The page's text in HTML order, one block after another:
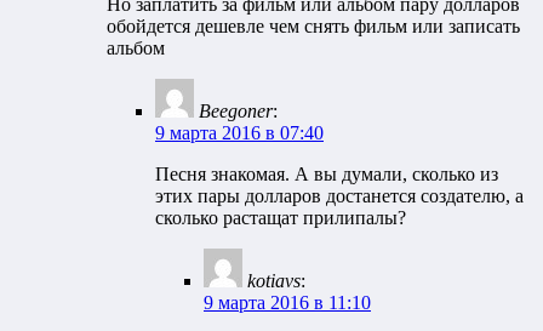
обойдется дешевле чем снять фильм или записать
альбом
Beegoner:
9 марта 2016 в 07:40
Песня знакомая. А вы думали, сколько из
этих пары долларов достанется создателю, а
сколько растащат прилипалы?
kotiavs:
9 марта 2016 в 11:10